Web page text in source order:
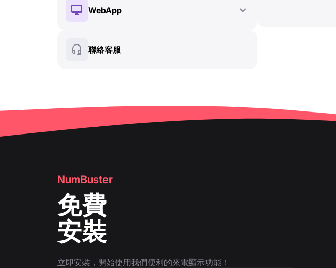
WebApp
🔍檢查電話號碼
👤電話號碼頁面
聯絡客服
NumBuster
免費
安裝
立即安裝，開始使用我們便利的來電顯示功能！